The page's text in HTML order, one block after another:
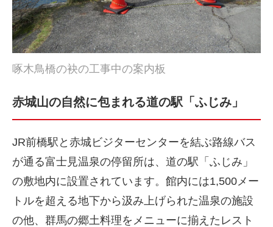
啄木鳥橋の袂の工事中の案内板
赤城山の自然に包まれる道の駅「ふじみ」
JR前橋駅と赤城ビジターセンターを結ぶ路線バス
が通る富士見温泉の停留所は、道の駅「ふじみ」
の敷地内に設置されています。館内には1,500メー
トルを超える地下から汲み上げられた温泉の施設
の他、群馬の郷土料理をメニューに揃えたレスト